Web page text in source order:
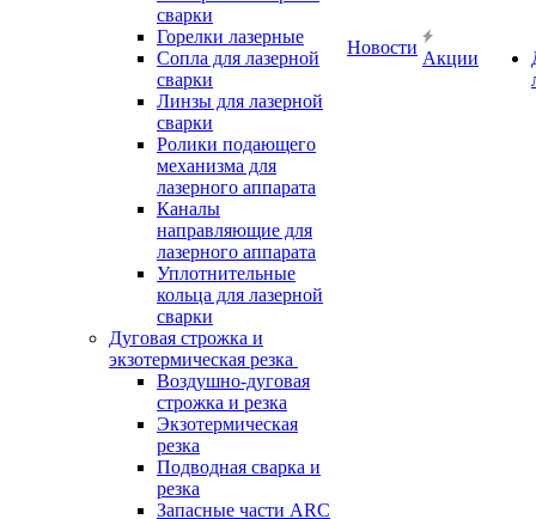
сварки
Горелки лазерные
Сопла для лазерной
сварки
Линзы для лазерной
сварки
Ролики подающего
механизма для
лазерного аппарата
Каналы
направляющие для
лазерного аппарата
Уплотнительные
кольца для лазерной
сварки
Дуговая строжка и
экзотермическая резка
Воздушно-дуговая
строжка и резка
Экзотермическая
резка
Подводная сварка и
резка
Запасные части ARC
Новости
Акции